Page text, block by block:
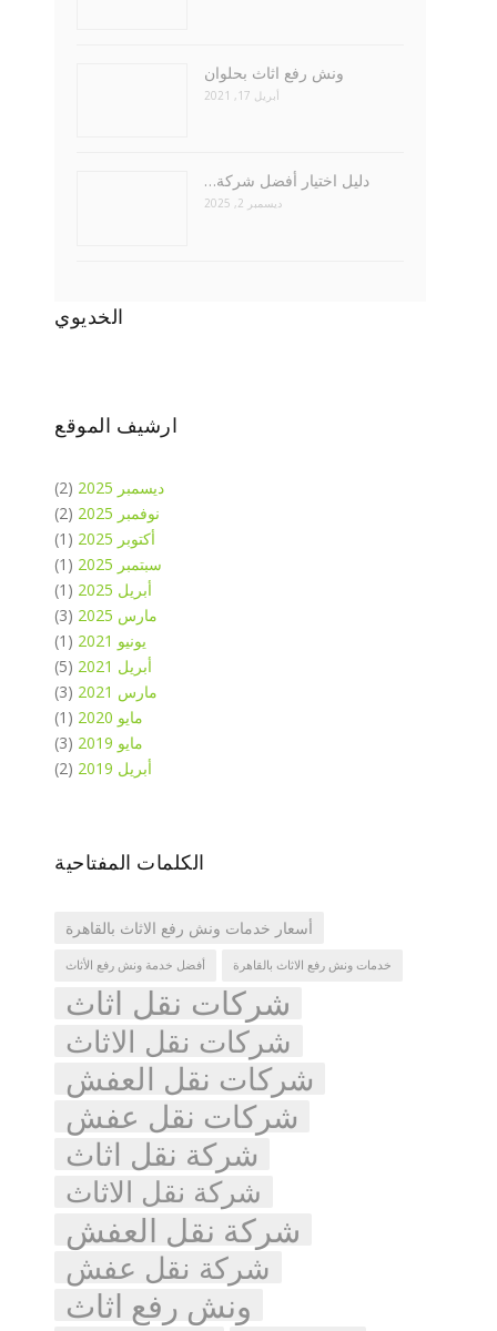
ونش رفع اثاث بحلوان
أبريل 17, 2021
دليل اختيار أفضل شركة…
ديسمبر 2, 2025
الخديوي
ارشيف الموقع
ديسمبر 2025
(2)
نوفمبر 2025
(2)
أكتوبر 2025
(1)
سبتمبر 2025
(1)
أبريل 2025
(1)
مارس 2025
(3)
يونيو 2021
(1)
أبريل 2021
(5)
مارس 2021
(3)
مايو 2020
(1)
مايو 2019
(3)
أبريل 2019
(2)
الكلمات المفتاحية
أسعار خدمات ونش رفع الاثاث بالقاهرة
أفضل خدمة ونش رفع الأثاث خدمات ونش رفع الاثاث بالقاهرة
شركات نقل اثاث
شركات نقل الاثاث
شركات نقل العفش
شركات نقل عفش
شركة نقل اثاث
شركة نقل الاثاث
شركة نقل العفش
شركة نقل عفش
ونش رفع اثاث